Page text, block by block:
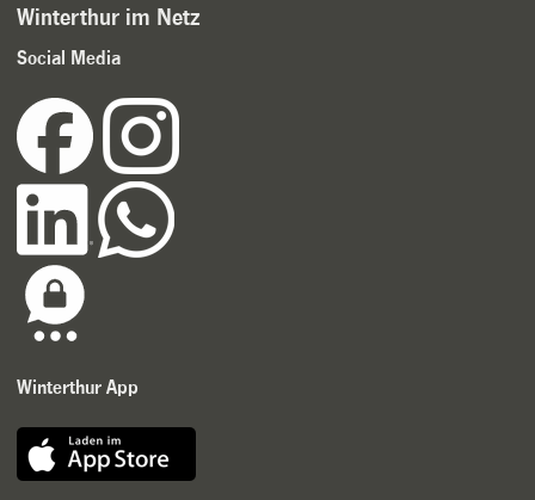
Winterthur im Netz
Social Media
Winterthur App